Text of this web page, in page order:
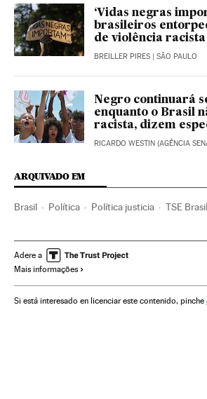
‘Vidas negras
brasileiros
de violência racista
BREILLER PIRES | SÃO PAULO
Negro continuará
enquanto o Brasil
racista, dizem
RICARDO WESTIN (AGÊNCIA
ARQUIVADO EM
Brasil Política Política justicia TSE Brasil
Partidos políticos Ideologías
Elecciones
Elecciones Brasil 2022 Voto (Cantabria)
Adere a
Mais informações
Si está interesado en licenciar este contenido, pinche